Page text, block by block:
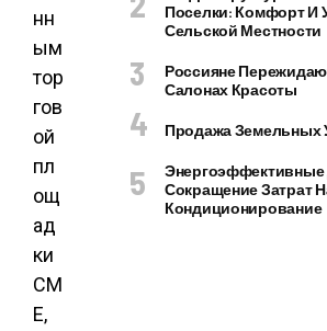
нн
ым
тор
гов
ой
пл
ощ
ад
ки
CM
E,
Поселки: Комфорт И
Сельской Местности
Россияне
Салонах Красоты
Продажа Земельных
Энергоэффективные
Сокращение Затрат
Кондиционирование